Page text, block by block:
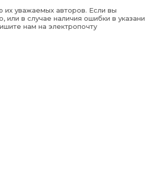
их уважаемых авторов. Если вы
в случае наличия ошибки в
нам на электропочту